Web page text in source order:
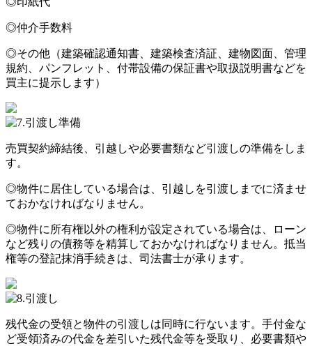
◎仲介手数料
◎その他（建築確認通知書、建築検査済証、建物図面、管理
規約、パンフレット、付帯設備の保証書や取扱説明書などを
買主に提示します）
売買契約締結後、引越しや必要書類など引渡しの準備をしま
す。
◎物件に居住している場合は、引越しを引渡しまでに済ませ
ておかなければなりません。
◎物件に所有権以外の権利が設定されている場合は、ローン
など残りの債務等を精算しておかなければなりません。抵当
権等の登記抹消手続きは、司法書士が承ります。
残代金の受領と物件の引渡しは同時に行ないます。手付金な
ど受領済みの代金を差引いた残代金等を受取り、必要書類や